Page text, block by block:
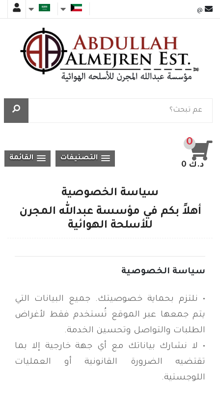
@
0
0 د.ك
القائمة التصنيفات
سياسة الخصوصية
أهلاً بكم في مؤسسة عبدالله المجرن
للأسلحة الهوائية
سياسة الخصوصية
• نلتزم بحماية خصوصيتك. جميع البيانات التي
يتم جمعها عبر الموقع تُستخدم فقط لأغراض
الطلبات والتواصل وتحسين الخدمة.
• لا نشارك بياناتك مع أي جهة خارجية إلا بما
تقتضيه الضرورة القانونية أو العمليات
اللوجستية.